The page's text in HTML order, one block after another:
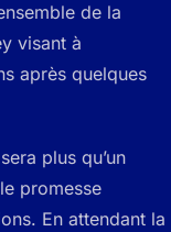
de la
visant à
après quelques
plus qu’un
promesse
En attendant la